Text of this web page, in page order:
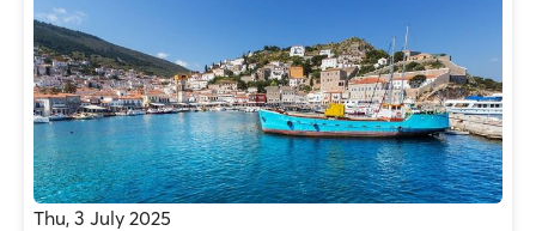
Thu, 3 July 2025